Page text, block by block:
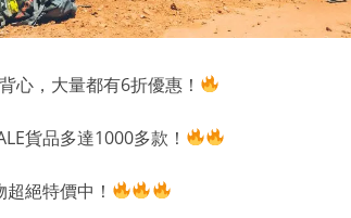
心，大量都有6折優惠！
貨品多達1000多款！
絕特價中！